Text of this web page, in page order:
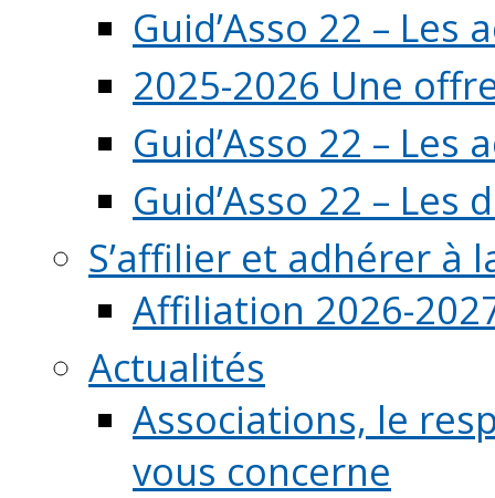
Guid’Asso 22 – Les
2025-2026 Une
Guid’Asso 22 –
Guid’Asso 22 – Les
S’affilier et adhérer à
Affiliation 2026-
Actualités
Associations, le
vous concerne